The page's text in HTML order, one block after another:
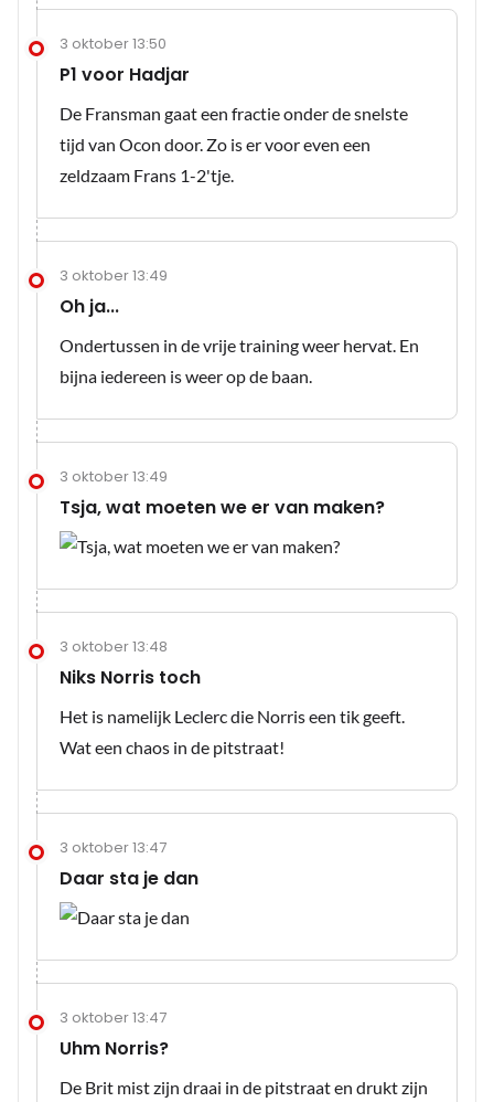
3 oktober 13:50
P1 voor Hadjar
De Fransman gaat een fractie onder de snelste
tijd van Ocon door. Zo is er voor even een
zeldzaam Frans 1-2'tje.
3 oktober 13:49
Oh ja...
Ondertussen in de vrije training weer hervat. En
bijna iedereen is weer op de baan.
3 oktober 13:49
Tsja, wat moeten we er van maken?
3 oktober 13:48
Niks Norris toch
Het is namelijk Leclerc die Norris een tik geeft.
Wat een chaos in de pitstraat!
3 oktober 13:47
Daar sta je dan
3 oktober 13:47
Uhm Norris?
De Brit mist zijn draai in de pitstraat en drukt zijn